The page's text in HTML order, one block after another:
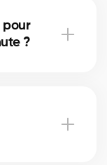
chaque
pour
?
ces